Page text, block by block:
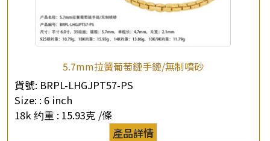
5.7mm拉簧葡萄鏈手鏈/無制噴砂
貨號: BRPL-LHGJPT57-PS
Size: : 6 inch
18k 约重 : 15.93克 /條
產品詳情